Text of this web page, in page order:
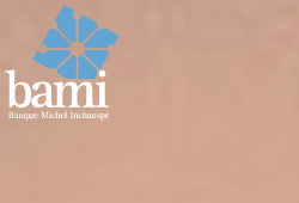
Aller au contenu principal